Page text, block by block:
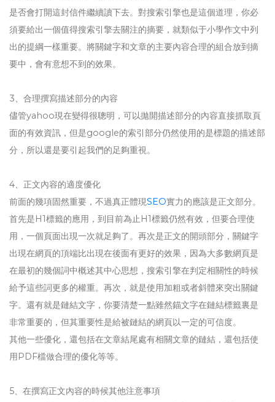
是否會打開這封信件繼續讀下去。對搜索引擎也是這個道理，你必
須要給出一個值得搜索引擎去關注的摘要，就類似于小學作文中列
出的提綱一樣重要。將關鍵字和文章的主要內容合理的組合放到摘
要中，會有意想不到的效果。
3、合理撰寫描述部分的內容
儘管yahoo現在變得很聰明，可以拋開描述部分的內容直接抓取頁
面的有效資訊，但是google的索引部分仍然使用的是標題的描述部
分，所以還是要引起我們的足夠重視。
4、正文內容的適度優化
前面的幾項固然重要，不過真正體現SEO實力的應該是正文部分。
首先是H1標籤的應用，到目前為止H1標籤仍然有效，但要合理使
用，一個頁面出現一次就足夠了。再次是正文的開頭部分，關鍵字
出現在網頁的頂端比出現在後面有更好的效果，因為大多數網頁是
在最初的幾個詞中概述其中心思想，搜索引擎在判定相關性的時候
給予這些詞更多的權重。再次，就是使用加粗或者斜體來突出關鍵
字。還有就是鏈結文字，你要清楚一點雖然錨文字在鏈結標籤裏是
非常重要的，但其重要性是給被鏈結的網頁以一定的可信度。
其他一些優化，還包括在文章結尾處有相關文章的鏈結，還包括使
用PDF檔做合理的優化等等。
5、在撰寫正文內容的時候其他注意事項